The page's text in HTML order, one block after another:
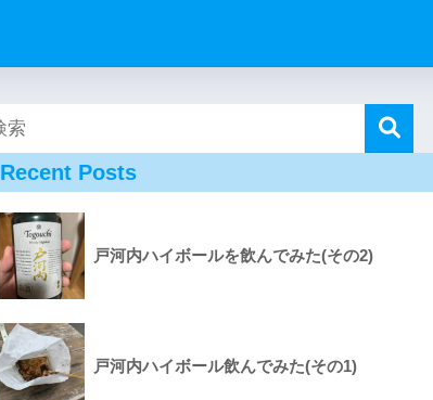
Recent Posts
戸河内ハイボールを飲んでみた(その2)
戸河内ハイボール飲んでみた(その1)